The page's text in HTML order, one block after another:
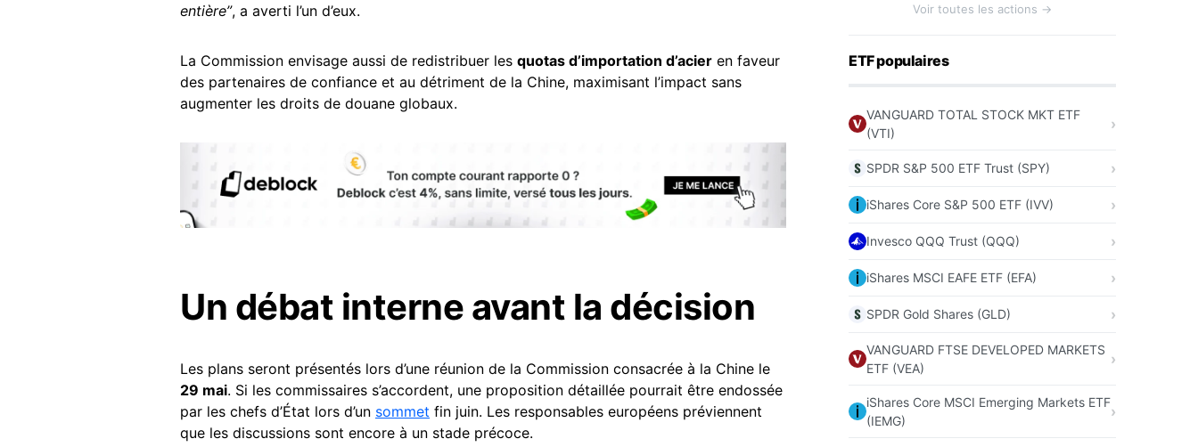
entière”, a averti l’un d’eux.
La Commission envisage aussi de redistribuer les quotas d’importation d’acier en faveur
des partenaires de confiance et au détriment de la Chine, maximisant l’impact sans
augmenter les droits de douane globaux.
Un débat interne avant la décision
Les plans seront présentés lors d’une réunion de la Commission consacrée à la Chine le
29 mai. Si les commissaires s’accordent, une proposition détaillée pourrait être endossée
par les chefs d’État lors d’un sommet fin juin. Les responsables européens préviennent
que les discussions sont encore à un stade précoce.
Voir toutes les actions →
ETF populaires
VANGUARD TOTAL STOCK MKT ETF
(VTI)
SPDR S&P 500 ETF Trust (SPY)
iShares Core S&P 500 ETF (IVV)
Invesco QQQ Trust (QQQ)
iShares MSCI EAFE ETF (EFA)
SPDR Gold Shares (GLD)
VANGUARD FTSE DEVELOPED MARKETS
ETF (VEA)
iShares Core MSCI Emerging Markets ETF
(IEMG)